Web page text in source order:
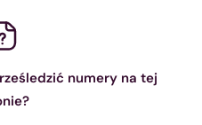
numery na tej